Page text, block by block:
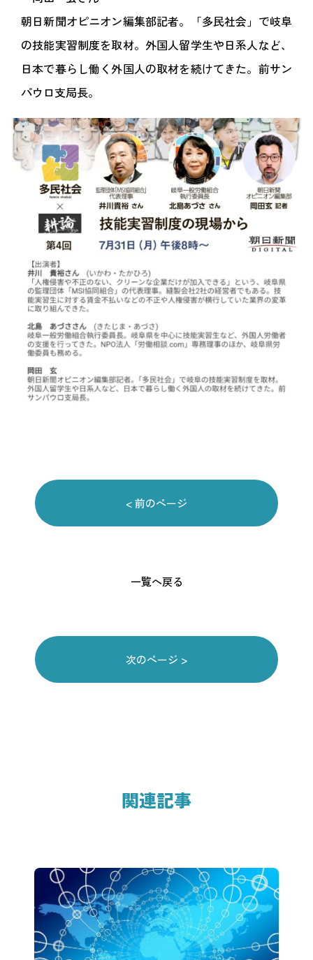
朝日新聞オピニオン編集部記者。「多民社会」で岐阜
の技能実習制度を取材。外国人留学生や日系人など、
日本で暮らし働く外国人の取材を続けてきた。前サン
パウロ支局長。
< 前のページ
一覧へ戻る
次のページ >
関連記事